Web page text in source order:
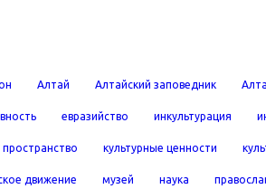
Алтай Алтайский заповедник
евразийство инкультурация
пространство культурные ценности
движение музей наука